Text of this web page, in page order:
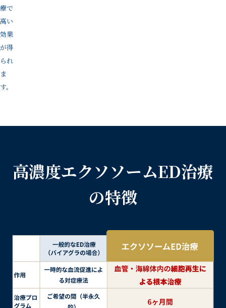
療で
高い
効果
が得
られ
ま
す。
高濃度エクソソームED治療
の特徴